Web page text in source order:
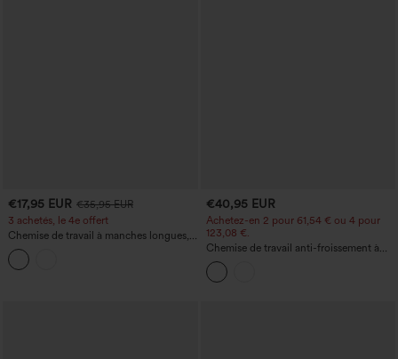
€17,95 EUR €35,95 EUR
3 achetés, le 4e offert
Chemise de travail à manches longues,
ceinturée, ourlet arrondi, à rayures, effet
lin, avec poche
€40,95 EUR
Achetez-en 2 pour 61,54 € ou 4 pour
123,08 €.
Chemise de travail anti-froissement à
col en V, dentelle contrastée, manches
longues, nouée au dos avec détail
torsadé